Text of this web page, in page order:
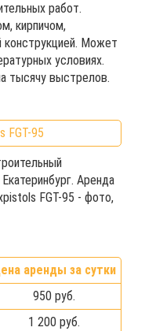
работ.
кирпичом,
конструкцией. Может
условиях.
тысячу выстрелов.
FGT-95
Аренда
FGT-95 - фото,
аренды за сутки
950 руб.
1 200 руб.